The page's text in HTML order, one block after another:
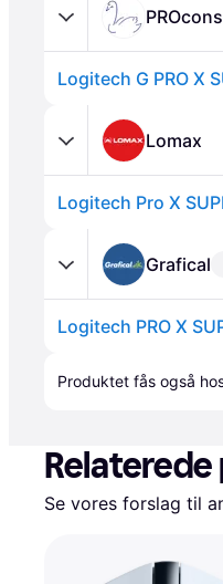
Logitech G PRO X
Lomax
Logitech Pro X
Grafical
Logitech PRO X
Produktet fås også
Se vores forslag til